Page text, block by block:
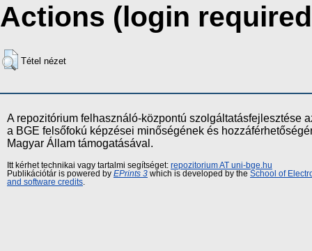
Actions (login
Tétel nézet
A repozitórium felhasználó-központú szolgáltatásfejlesztése
a BGE felsőfokú képzései minőségének és
Magyar Állam támogatásával.
Itt kérhet technikai vagy tartalmi segítséget: repozitorium AT uni-bge.hu
Publikációtár is powered by EPrints 3 which is developed by the School of
and software credits